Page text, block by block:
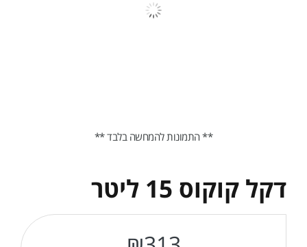
דקל קוקוס 15 ליטר
** התמונות להמחשה בלבד **